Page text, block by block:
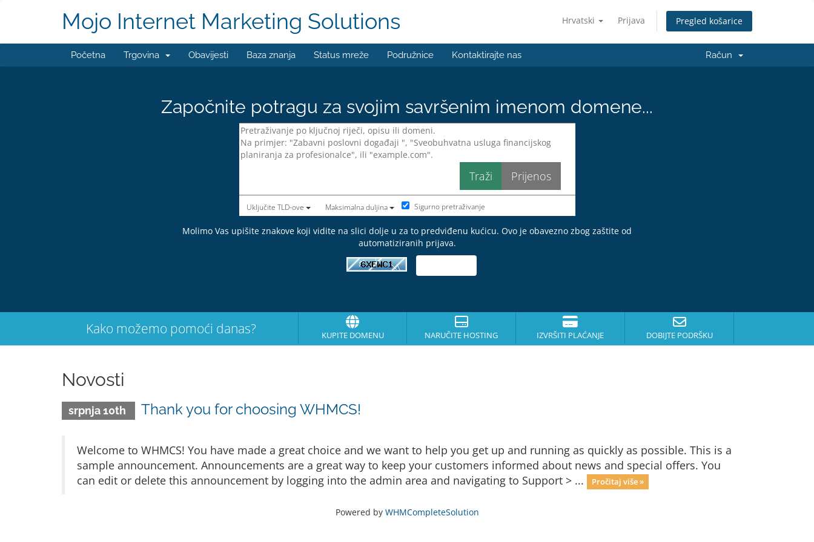
Hrvatski Prijava Pregled košarice
Mojo Internet Marketing Solutions
Početna Trgovina Obavijesti Baza znanja Status mreže Podružnice Kontaktirajte nas Račun
Započnite potragu za svojim savršenim imenom domene...
Uključite TLD-ove Maksimalna duljina Sigurno pretraživanje
Molimo Vas upišite znakove koji vidite na slici dolje u za to predviđenu kućicu. Ovo je obavezno zbog zaštite od
automatiziranih prijava.
Kako možemo pomoći danas? KUPITE DOMENU NARUČITE HOSTING IZVRŠITI PLAĆANJE DOBIJTE PODRŠKU
Novosti
srpnja 10th Thank you for choosing WHMCS!
Welcome to WHMCS! You have made a great choice and we want to help you get up and running as quickly as possible. This is a
sample announcement. Announcements are a great way to keep your customers informed about news and special offers. You
can edit or delete this announcement by logging into the admin area and navigating to Support > ...
Pročitaj više »
Powered by WHMCompleteSolution